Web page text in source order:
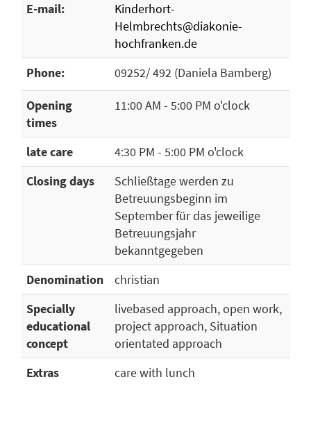
E-mail:
Kinderhort-
Helmbrechts@diakonie-
hochfranken.de
Phone:
09252/ 492 (Daniela Bamberg)
Opening
times
11:00 AM - 5:00 PM o'clock
late care
4:30 PM - 5:00 PM o'clock
Closing days
Schließtage werden zu
Betreuungsbeginn im
September für das jeweilige
Betreuungsjahr
bekanntgegeben
Denomination
christian
Specially
educational
concept
livebased approach, open work,
project approach, Situation
orientated approach
Extras
care with lunch